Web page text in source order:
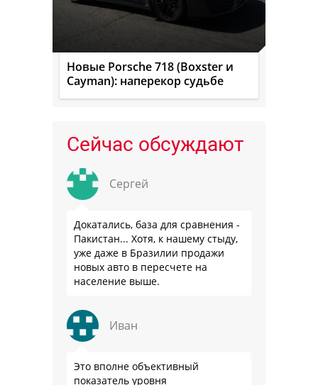
Новые Porsche 718 (Boxster и
Cayman): наперекор судьбе
Сейчас обсуждают
Сергей
Докатались, база для сравнения -
Пакистан... Хотя, к нашему стыду,
уже даже в Бразилии продажи
новых авто в пересчете на
население выше.
Иван
Это вполне объективный
показатель уровня